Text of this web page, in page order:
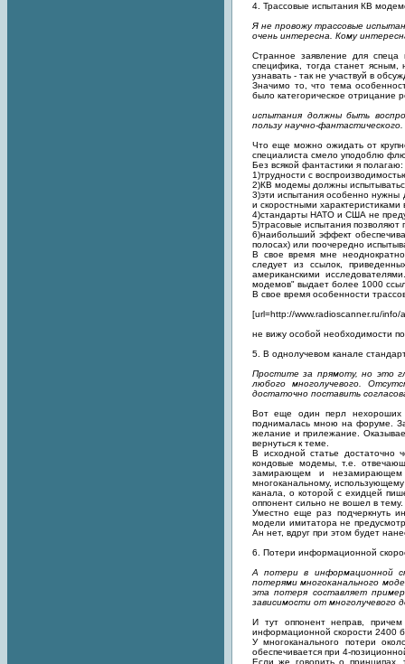
4. Трассовые испытания КВ
Я не провожу трассовые
очень интересна. Кому
Странное заявление для
специфика, тогда станет
узнавать - так не участвуй в
Значимо то, что тема
было категорическое отрицание
испытания должны быть
пользу научно-фантастического.
Что еще можно ожидать от
специалиста смело уподоблю
Без всякой фантастики я полагаю:
1)трудности с
2)КВ модемы должны
3)эти испытания особенно нужны
и скоростными
4)стандарты НАТО и США не
5)трасовые испытания
6)наибольший эффект
полосах) или поочередно
В свое время мне неоднократно
следует из ссылок,
американскими
модемов" выдает более 1000
В свое время особенности
[url=http://www.radioscanner.ru/info/
не вижу особой необходимости
5. В однолучевом канале
Простите за прямоту, но это
любого многолучевого.
достаточно поставить
Вот еще один перл нехороших
поднималась мною на форуме.
желание и прилежание.
вернуться к теме.
В исходной статье достаточно
кондовые модемы, т.е.
замирающем и незамирающем
многоканальному,
канала, о которой с ехидцей
оппонент сильно не вошел в тему.
Уместно еще раз подчеркнуть
модели имитатора не
Ан нет, вдруг при этом будет
6. Потери информационной
А потери в информационной
потерями многоканального
эта потеря составляет
зависимости от многолучевого
И тут оппонент неправ,
информационной скорости 2400
У многоканального потери
обеспечивается при 4-
Если же говорить о принципах,